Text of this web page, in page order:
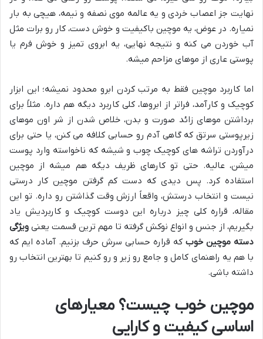
نهایت جز اعصاب خردی و یه عالمه موی نصفه و نیمه، هیچی به بار
نمیاره. در عوض، یه موچین باکیفیت و خوش دست، کار رو برات مثل
آب خوردن می کنه و نتیجه نهایی، یه ابروی تمیز و خوش فرم یا
پوستی عاری از موهای مزاحم میشه.
اما کاربرد موچین فقط به مرتب کردن ابرو محدود نمیشه؛ این ابزار
کوچیک و کارآمد، فراتر از ابروها، کلی کاربرد دیگه هم داره. مثلاً برای
برداشتن موهای زائد صورت و بدن، خلاص شدن از شر اون موهای
زیرپوستی سرتق که گاهی آدم رو حسابی کلافه می کنن، یا حتی برای
درآوردن تراشه های کوچیک چوب و شیشه که ناخواسته وارد پوست
میشن، عالیه. حتی تو کارهای ظریف دیگه هم میشه از موچین
استفاده کرد. پس دیدی که دست کم گرفتن موچین کار درستی
نیست و انتخاب درستش، واقعاً ارزش وقت گذاشتن رو داره. تو این
مقاله، قراره کلی چیز درباره این دوست کوچیک و کاربردیش یاد
بگیریم، از جنس و انواع نوکش گرفته تا مهم ترین قسمت یعنی ویژگی
دسته موچین خوب که قراره حسابی سرش حرف بزنیم. آماده ایم که
با هم یه راهنمای کامل و جامع رو زیر و رو کنیم تا بهترین انتخاب رو
داشته باشی.
موچین خوب چیست؟ معیارهای
اساسی کیفیت و کارایی